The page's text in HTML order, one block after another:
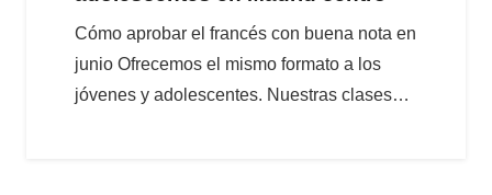
Cómo aprobar el francés con buena nota en
junio Ofrecemos el mismo formato a los
jóvenes y adolescentes. Nuestras clases…